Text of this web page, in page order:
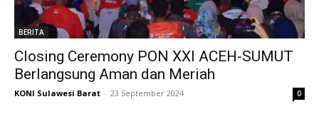
BERITA
Closing Ceremony PON XXI ACEH-SUMUT
Berlangsung Aman dan Meriah
KONI Sulawesi Barat - 23 September 2024 0